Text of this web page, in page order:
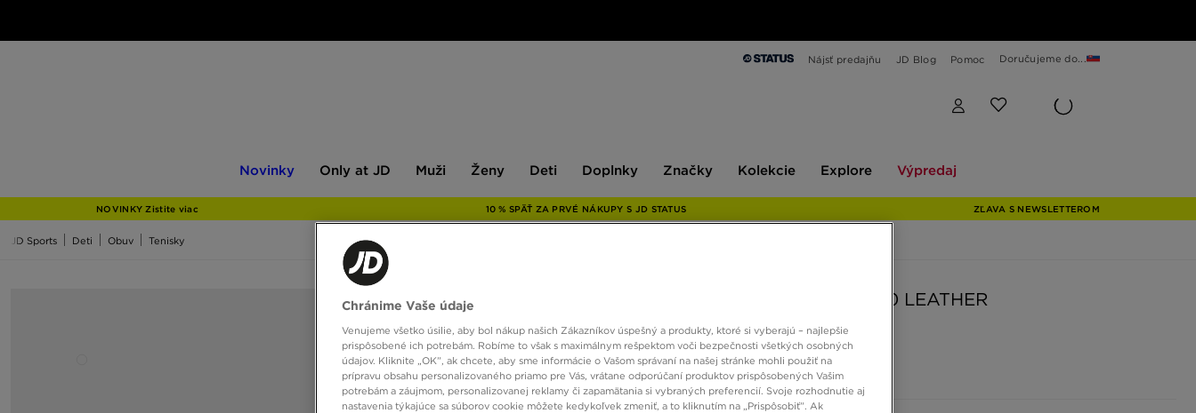
Nájsť predajňu JD Blog Pomoc Doručujeme do...
Novinky
JD
Only at JD Muži Ženy Deti Doplnky Značky Kolekcie Explore Výpredaj
NOVINKY Zistite viac 10 % SPÄŤ ZA PRVÉ NÁKUPY S JD STATUS ZĽAVA S NEWSLETTEROM
JD Sports Deti Obuv Tenisky
NIKE AIR MAX 90 LEATHER
110,00 €
Chránime Vaše údaje
Venujeme všetko úsilie, aby bol nákup našich Zákazníkov úspešný a produkty, ktoré si vyberajú – najlepšie
prispôsobené ich potrebám. Robíme to však s maximálnym rešpektom voči bezpečnosti všetkých osobných
údajov. Kliknite „OK”, ak chcete, aby sme informácie o Vašom správaní na našej stránke mohli použiť na
prípravu obsahu personalizovaného priamo pre Vás, vrátane odporúčaní produktov prispôsobených Vašim
potrebám a záujmom, personalizovanej reklamy či zapamätania si vybraných preferencií. Svoje rozhodnutie aj
nastavenia týkajúce sa súborov cookie môžete kedykoľvek zmeniť, a to kliknutím na „Prispôsobiť”. Ak